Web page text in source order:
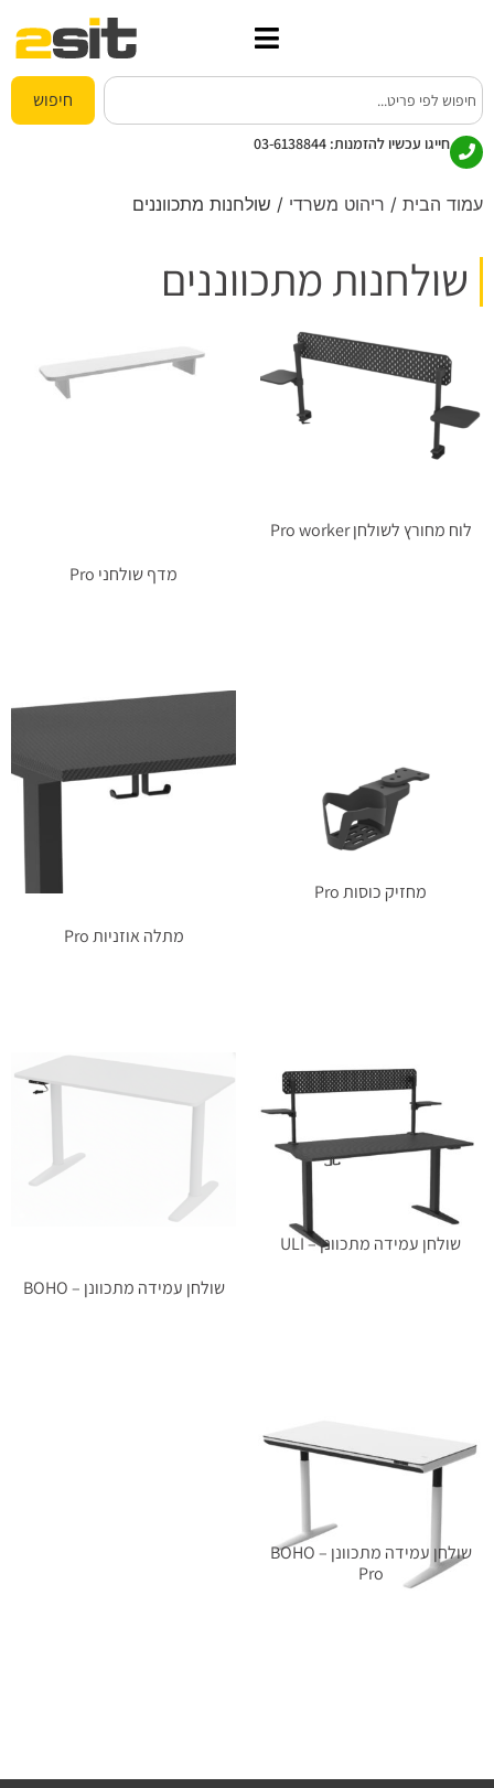
חיפוש
חייגו עכשיו להזמנות: 03-6138844
עמוד הבית / ריהוט משרדי / שולחנות מתכווננים
שולחנות מתכווננים
לוח מחורץ לשולחן Pro worker
מדף שולחני Pro
מחזיק כוסות Pro
מתלה אוזניות Pro
שולחן עמידה מתכוונן – ULI
שולחן עמידה מתכוונן – BOHO
שולחן עמידה מתכוונן – BOHO
Pro